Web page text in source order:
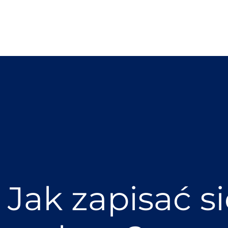
Jak zapisać